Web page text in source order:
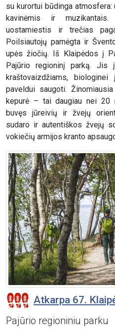
su kurortui būdinga
kavinėmis ir
uostamiestis ir trečias
Poilsiautojų pamėgta ir
upės žiočių. Iš Klaipėdos į
Pajūrio regioninį parką. Jis
kraštovaizdžiams,
paveldui saugoti.
kepurė – tai daugiau nei 20
buvęs jūreivių ir žvejų
sudaro ir autentiškos žvejų
vokiečių armijos kranto
Atkarpa 67.
Pajūrio regioniniu parku